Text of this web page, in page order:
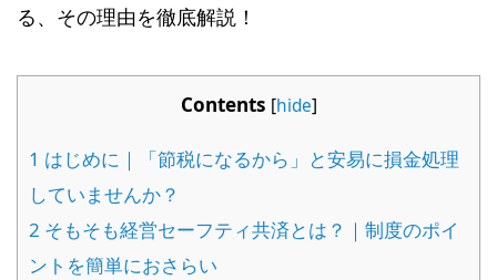
る、その理由を徹底解説！
Contents [hide]
1 はじめに｜「節税になるから」と安易に損金処理
していませんか？
2 そもそも経営セーフティ共済とは？｜制度のポイ
ントを簡単におさらい